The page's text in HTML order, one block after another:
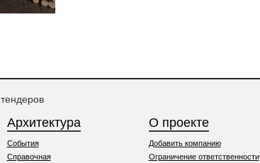
Архитектура
События
Справочная
О проекте
Добавить компанию
Ограничение ответственности